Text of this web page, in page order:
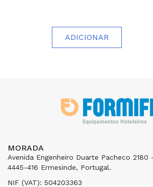
ADICIONAR
MORADA
Avenida Engenheiro Duarte Pacheco 2180
4445-416 Ermesinde, Portugal.
NIF (VAT): 504203363